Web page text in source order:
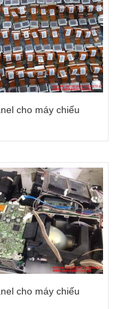
cho máy chiếu
cho máy chiếu
Lenovo